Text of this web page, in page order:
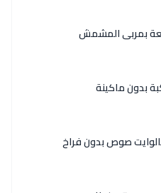
بمربى المشمش
بدون ماكينة
صوص بدون فراخ